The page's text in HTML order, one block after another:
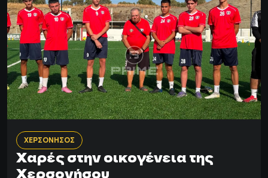
ΧΕΡΣΟΝΗΣΟΣ
Χαρές στην οικογένεια της
Χερσονήσου